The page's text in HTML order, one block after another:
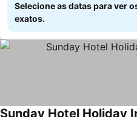
Selecione as datas para ver
exatos.
Sunday Hotel Holiday